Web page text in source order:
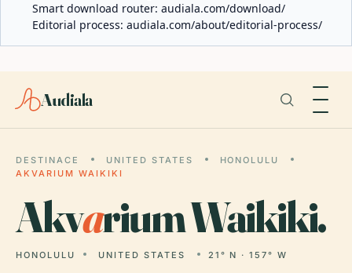
Smart download router: audiala.com/download/
Editorial process: audiala.com/about/editorial-process/
Audiala
DESTINACE UNITED STATES
HONOLULU
AKVARIUM WAIKIKI
Akvarium Waikiki.
HONOLULU UNITED STATES 21° N · 157° W